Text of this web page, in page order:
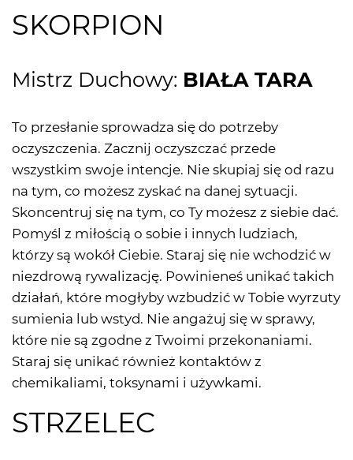
SKORPION
Mistrz Duchowy: BIAŁA TARA
To przesłanie sprowadza się do potrzeby
oczyszczenia. Zacznij oczyszczać przede
wszystkim swoje intencje. Nie skupiaj się od razu
na tym, co możesz zyskać na danej sytuacji.
Skoncentruj się na tym, co Ty możesz z siebie dać.
Pomyśl z miłością o sobie i innych ludziach,
którzy są wokół Ciebie. Staraj się nie wchodzić w
niezdrową rywalizację. Powinieneś unikać takich
działań, które mogłyby wzbudzić w Tobie wyrzuty
sumienia lub wstyd. Nie angażuj się w sprawy,
które nie są zgodne z Twoimi przekonaniami.
Staraj się unikać również kontaktów z
chemikaliami, toksynami i używkami.
STRZELEC